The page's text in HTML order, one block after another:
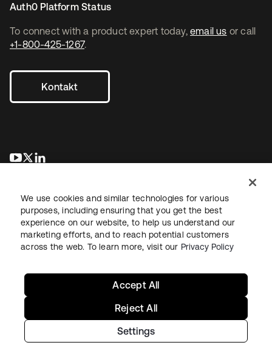
To connect with a product expert today, email us or call
+1-800-425-1267.
Kontakt
wird in einer neuen Registerkarte geöffnet
wird in einer neuen Registerkarte geöffnet
Auth0 Platform Status
RechtDatenschutzrichtlinieNutzungsbedingungenSicherheit
Copyright © 2026 Okta. Alle Rechte vorbehalten.
We use cookies and similar technologies for various
purposes, including ensuring that you get the best
experience on our website, to help us understand our
marketing efforts, and to reach potential customers
across the web. To learn more, visit our Privacy Policy
Settings
Reject All
Accept All